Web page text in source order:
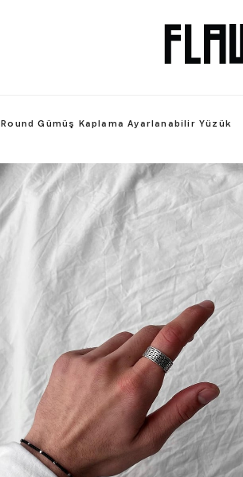
Round Gümüş Kaplama Ayarlanabilir Yüzük